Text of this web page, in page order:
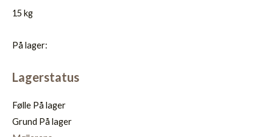
15 kg
På lager:
Lagerstatus
Følle På lager
Grund På lager